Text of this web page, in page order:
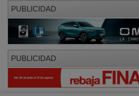
PUBLICIDAD
PUBLICIDAD